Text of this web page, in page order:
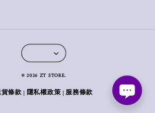
© 2026 ZT STORE.
條款| 隱私權政策 |服務條款